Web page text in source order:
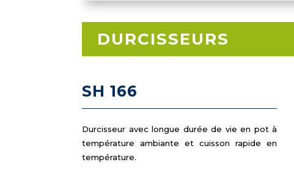
DURCISSEURS
SH 166
Durcisseur avec longue durée de vie en pot à
température ambiante et cuisson rapide en
température.